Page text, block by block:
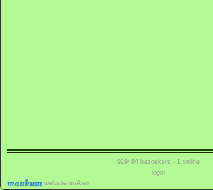
website maken
929484bezoekers - 1 online
login